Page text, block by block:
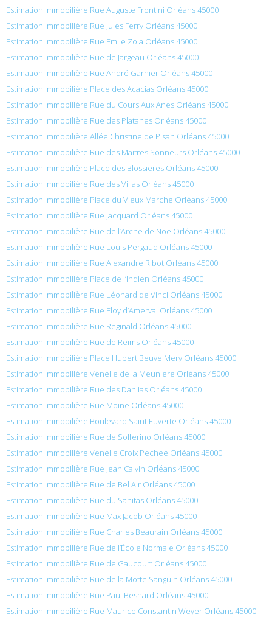
Estimation immobilière Rue Auguste Frontini Orléans 45000
Estimation immobilière Rue Jules Ferry Orléans 45000
Estimation immobilière Rue Émile Zola Orléans 45000
Estimation immobilière Rue de Jargeau Orléans 45000
Estimation immobilière Rue André Garnier Orléans 45000
Estimation immobilière Place des Acacias Orléans 45000
Estimation immobilière Rue du Cours Aux Anes Orléans 45000
Estimation immobilière Rue des Platanes Orléans 45000
Estimation immobilière Allée Christine de Pisan Orléans 45000
Estimation immobilière Rue des Maitres Sonneurs Orléans 45000
Estimation immobilière Place des Blossieres Orléans 45000
Estimation immobilière Rue des Villas Orléans 45000
Estimation immobilière Place du Vieux Marche Orléans 45000
Estimation immobilière Rue Jacquard Orléans 45000
Estimation immobilière Rue de l’Arche de Noe Orléans 45000
Estimation immobilière Rue Louis Pergaud Orléans 45000
Estimation immobilière Rue Alexandre Ribot Orléans 45000
Estimation immobilière Place de l’Indien Orléans 45000
Estimation immobilière Rue Léonard de Vinci Orléans 45000
Estimation immobilière Rue Eloy d’Amerval Orléans 45000
Estimation immobilière Rue Reginald Orléans 45000
Estimation immobilière Rue de Reims Orléans 45000
Estimation immobilière Place Hubert Beuve Mery Orléans 45000
Estimation immobilière Venelle de la Meuniere Orléans 45000
Estimation immobilière Rue des Dahlias Orléans 45000
Estimation immobilière Rue Moine Orléans 45000
Estimation immobilière Boulevard Saint Euverte Orléans 45000
Estimation immobilière Rue de Solferino Orléans 45000
Estimation immobilière Venelle Croix Pechee Orléans 45000
Estimation immobilière Rue Jean Calvin Orléans 45000
Estimation immobilière Rue de Bel Air Orléans 45000
Estimation immobilière Rue du Sanitas Orléans 45000
Estimation immobilière Rue Max Jacob Orléans 45000
Estimation immobilière Rue Charles Beaurain Orléans 45000
Estimation immobilière Rue de l’École Normale Orléans 45000
Estimation immobilière Rue de Gaucourt Orléans 45000
Estimation immobilière Rue de la Motte Sanguin Orléans 45000
Estimation immobilière Rue Paul Besnard Orléans 45000
Estimation immobilière Rue Maurice Constantin Weyer Orléans 45000